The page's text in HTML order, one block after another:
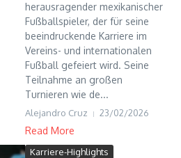
herausragender mexikanischer
Fußballspieler, der für seine
beeindruckende Karriere im
Vereins- und internationalen
Fußball gefeiert wird. Seine
Teilnahme an großen
Turnieren wie de...
Alejandro Cruz 23/02/2026
Read More
Karriere-Highlights